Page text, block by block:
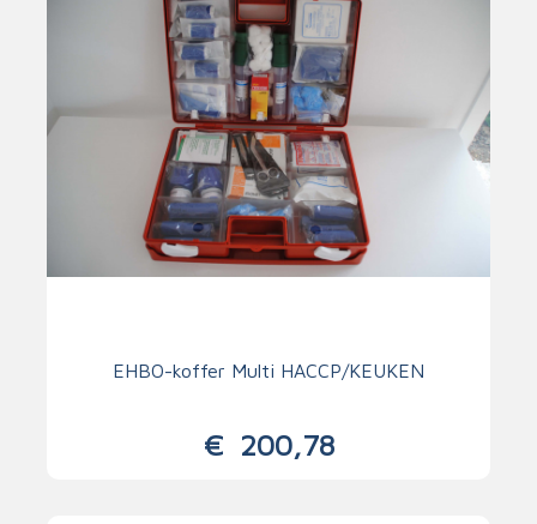
EHBO-koffer Multi HACCP/KEUKEN
€200,78